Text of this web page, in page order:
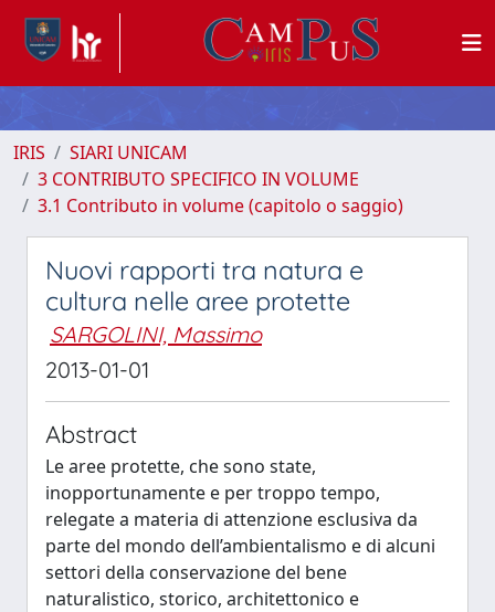
IRIS
SIARI UNICAM
3 CONTRIBUTO SPECIFICO IN VOLUME
3.1 Contributo in volume (capitolo o saggio)
Nuovi rapporti tra natura e
cultura nelle aree protette
SARGOLINI, Massimo
2013-01-01
Abstract
Le aree protette, che sono state,
inopportunamente e per troppo tempo,
relegate a materia di attenzione esclusiva da
parte del mondo dell’ambientalismo e di alcuni
settori della conservazione del bene
naturalistico, storico, architettonico e